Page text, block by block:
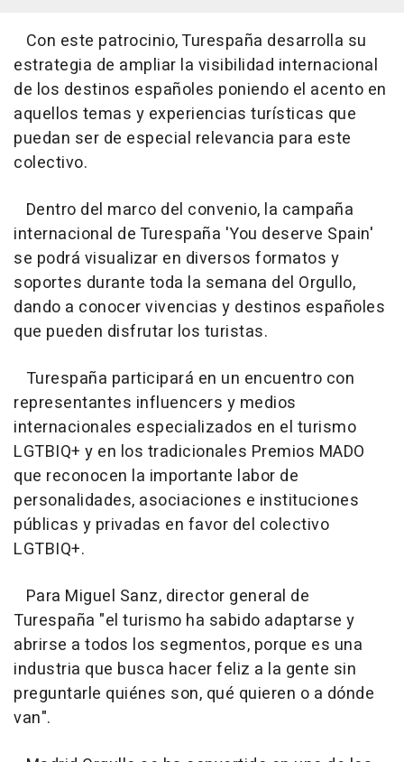
Con este patrocinio, Turespaña desarrolla su
estrategia de ampliar la visibilidad internacional
de los destinos españoles poniendo el acento en
aquellos temas y experiencias turísticas que
puedan ser de especial relevancia para este
colectivo.
Dentro del marco del convenio, la campaña
internacional de Turespaña 'You deserve Spain'
se podrá visualizar en diversos formatos y
soportes durante toda la semana del Orgullo,
dando a conocer vivencias y destinos españoles
que pueden disfrutar los turistas.
Turespaña participará en un encuentro con
representantes influencers y medios
internacionales especializados en el turismo
LGTBIQ+ y en los tradicionales Premios MADO
que reconocen la importante labor de
personalidades, asociaciones e instituciones
públicas y privadas en favor del colectivo
LGTBIQ+.
Para Miguel Sanz, director general de
Turespaña "el turismo ha sabido adaptarse y
abrirse a todos los segmentos, porque es una
industria que busca hacer feliz a la gente sin
preguntarle quiénes son, qué quieren o a dónde
van".